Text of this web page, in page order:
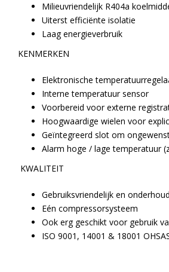
Milieuvriendelijk R404a
Uiterst efficiënte isolatie
Laag energieverbruik
KENMERKEN
Elektronische
Interne temperatuur sensor
Voorbereid voor externe
Hoogwaardige wielen voor
Geïntegreerd slot om
Alarm hoge / lage temperatuur
KWALITEIT
Gebruiksvriendelijk en
Eén compressorsysteem
Ook erg geschikt voor gebruik
ISO 9001, 14001 & 18001